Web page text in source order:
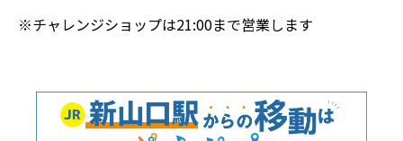
※チャレンジショップは21:00まで営業します